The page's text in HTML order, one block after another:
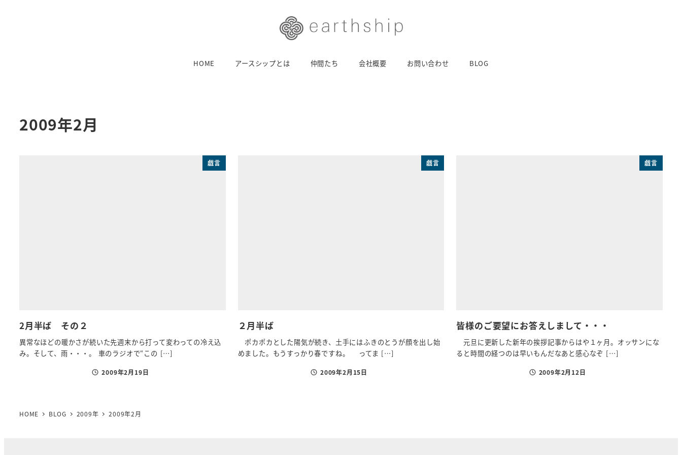
HOME アースシップとは 仲間たち 会社概要 お問い合わせ BLOG
2009年2月
戯言
2月半ば その２
異常なほどの暖かさが続いた先週末から打って変わっての冷え込
み。そして、雨・・・。 車のラジオで“この […]
投稿日2009年2月19日
戯言
２月半ば
ポカポカとした陽気が続き、土手にはふきのとうが顔を出し始
めました。もうすっかり春ですね。 ってま […]
投稿日2009年2月15日
戯言
皆様のご要望にお答えしまして・・・
元旦に更新した新年の挨拶記事からはや１ヶ月。オッサンにな
ると時間の経つのは早いもんだなあと感心なぞ […]
投稿日2009年2月12日
HOME BLOG 2009年 2009年2月